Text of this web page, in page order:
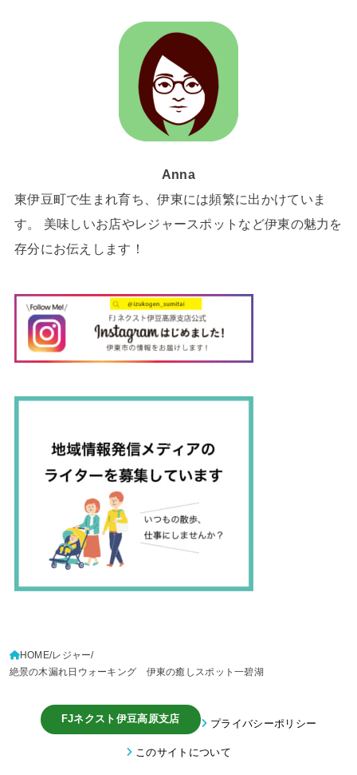
Anna
東伊豆町で生まれ育ち、伊東には頻繁に出かけていま
す。 美味しいお店やレジャースポットなど伊東の魅力を
存分にお伝えします！
HOME レジャー
絶景の木漏れ日ウォーキング 伊東の癒しスポット一碧湖
FJネクスト伊豆高原支店 プライバシーポリシー
このサイトについて